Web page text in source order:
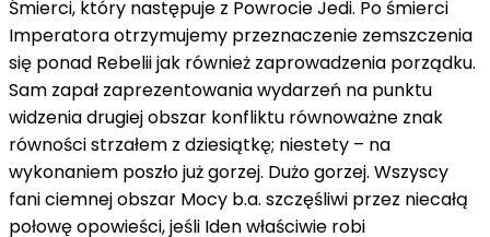
Śmierci, który następuje z Powrocie Jedi. Po śmierci
Imperatora otrzymujemy przeznaczenie zemszczenia
się ponad Rebeliijak również zaprowadzenia porządku.
Sam zapał zaprezentowania wydarzeń na punktu
widzenia drugiejobszar konfliktu równoważne znak
równościstrzałem z dziesiątkę; niestety – na
wykonaniem poszło już gorzej. Dużo gorzej. Wszyscy
fani ciemnejobszar Mocy b.a. szczęśliwi przez niecałą
połowę opowieści,jeśli Idenwłaściwie robi